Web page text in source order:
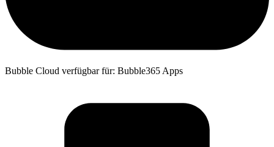
Bubble Cloud verfügbar für: Bubble365 Apps